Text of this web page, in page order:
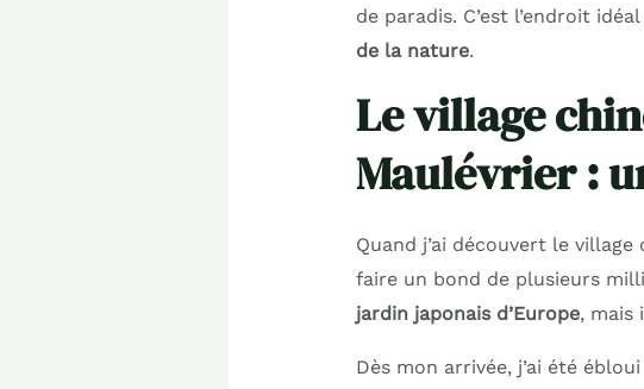
de paradis. C’est l’endroit
de la nature.
Le village
Maulévrier :
Quand j’ai découvert le
faire un bond de plusieurs
jardin japonais d’Europe, mais
Dès mon arrivée, j’ai été